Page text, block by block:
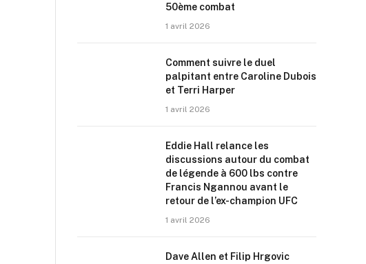
50ème combat
1 avril 2026
Comment suivre le duel
palpitant entre Caroline Dubois
et Terri Harper
1 avril 2026
Eddie Hall relance les
discussions autour du combat
de légende à 600 lbs contre
Francis Ngannou avant le
retour de l’ex-champion UFC
1 avril 2026
Dave Allen et Filip Hrgovic